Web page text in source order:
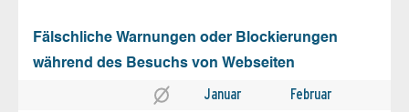
Fälschliche Warnungen oder Blockierungen
während des Besuchs von Webseiten
Januar Februar